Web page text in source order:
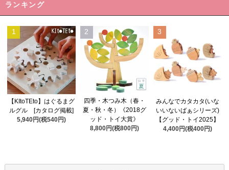
ランキング
1
【KItoTEto】はぐるまグ
ルグル [カタログ掲載]
5,940円(税540円)
2
四季・木つみ木（春・
夏・秋・冬）《2018グ
ッド・トイ大賞》
8,800円(税800円)
3
みんなでカタカタ(いな
いいないばぁシリーズ)
【グッド・トイ2025】
4,400円(税400円)